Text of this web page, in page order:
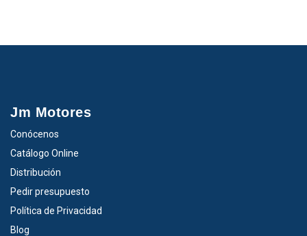
Jm Motores
Conócenos
Catálogo Online
Distribución
Pedir presupuesto
Política de Privacidad
Blog